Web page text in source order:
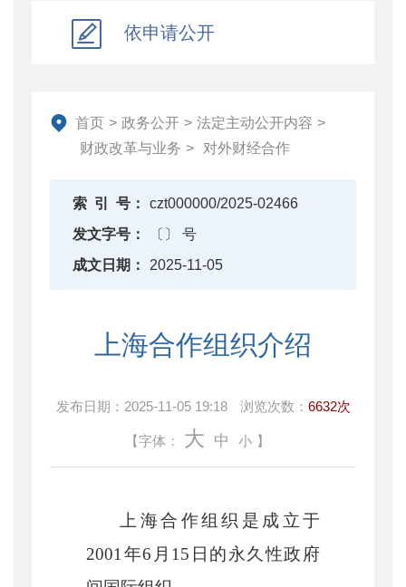
乡村振兴
资产监督管理
金融工作
财政内控监督
下载中心
重点领域信息公开
依申请公开
首页 > 政务公开 > 法定主动公开内容 >
财政改革与业务 > 对外财经合作
索 引 号：
czt000000/2025-02466
发文字号：
〔〕 号
成文日期：
2025-11-05
上海合作组织介绍
发布日期： 2025-11-05 19:18 浏览次数： 6632次
【字体： 大 中 小 】
上海合作组织是成立于
2001年6月15日的永久性政府